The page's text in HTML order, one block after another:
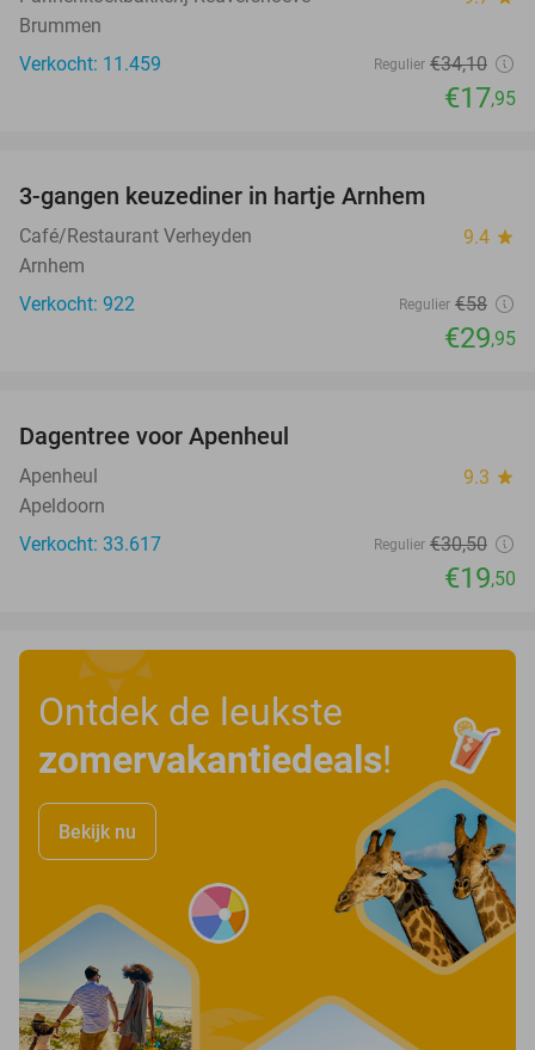
Brummen
Verkocht: 11.459
Regulier €34,10
€17,95
3-gangen keuzediner in hartje Arnhem
Café/Restaurant Verheyden 9.4 star
Arnhem
Verkocht: 922
Regulier €58
€29,95
Dagentree voor Apenheul
Apenheul 9.3 star
Apeldoorn
Verkocht: 33.617
Regulier €30,50
€19,50
Ontdek de leukste
zomervakantiedeals!
Bekijk nu